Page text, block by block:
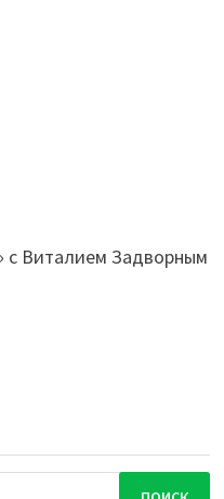
с Виталием Задворным